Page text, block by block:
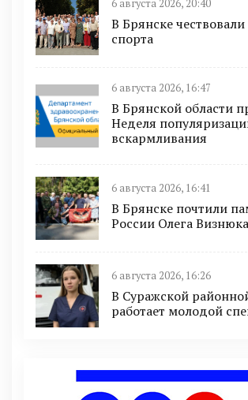
6 августа 2026, 20:40
В Брянске чествовали
спорта
6 августа 2026, 16:47
В Брянской области
Неделя
вскармливания
6 августа 2026, 16:41
В Брянске почтили
России Олега Визнюка
6 августа 2026, 16:26
В Суражской
работает молодой